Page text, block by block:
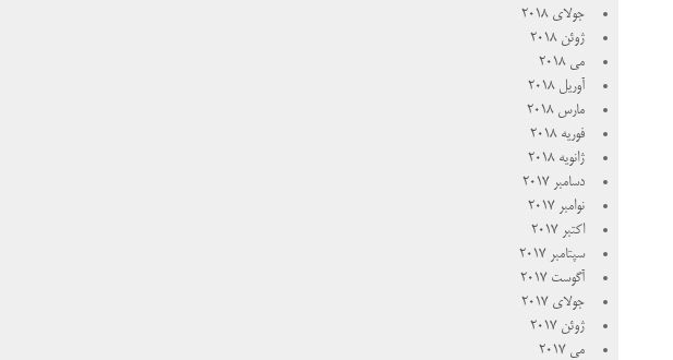
جولای 2018
ژوئن 2018
می 2018
آوریل 2018
مارس 2018
فوریه 2018
ژانویه 2018
دسامبر 2017
نوامبر 2017
اکتبر 2017
سپتامبر 2017
آگوست 2017
جولای 2017
ژوئن 2017
می 2017